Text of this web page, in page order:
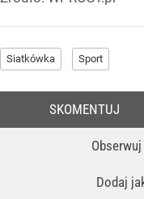
Siatkówka Sport
Dodaj
SKOMENTUJ